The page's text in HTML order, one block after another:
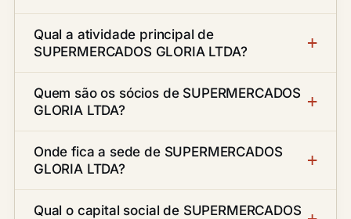
Qual a atividade principal de
SUPERMERCADOS GLORIA LTDA?
Quem são os sócios de SUPERMERCADOS
GLORIA LTDA?
Onde fica a sede de SUPERMERCADOS
GLORIA LTDA?
Qual o capital social de SUPERMERCADOS